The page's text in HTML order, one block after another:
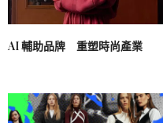
AI 輔助品牌 重塑時尚產業